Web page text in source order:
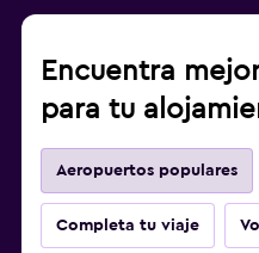
Encuentra
para tu
Aeropuertos populares
Completa tu viaje